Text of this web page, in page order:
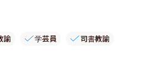
諭 学芸員
司書教諭